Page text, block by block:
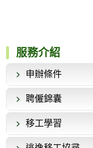
服務介紹
申辦條件
聘僱錦囊
移工學習